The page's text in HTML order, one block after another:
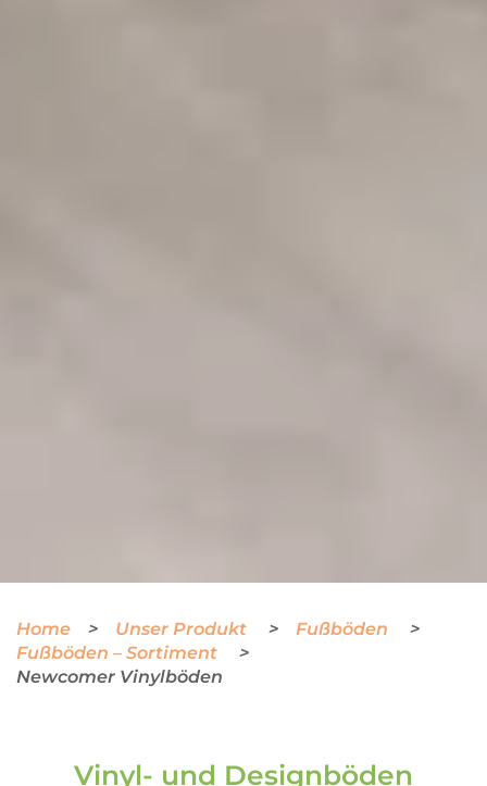
Home Unser Produkt
Fußböden
Fußböden – Sortiment
Newcomer Vinylböden
Vinyl- und Designböden